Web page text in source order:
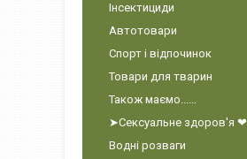
Інсектициди
Автотовари
Спорт і відпочинок
Товари для тварин
Також маємо......
➤Сексуальне здоров'я ❤
Водні розваги